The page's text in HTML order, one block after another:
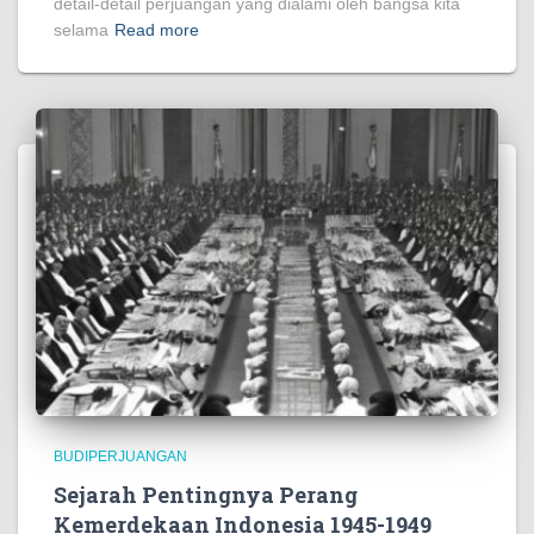
https://presionamos.somosamigosdelatierra.org/
https://reference.halotekno.id/
https://foundation.ekomikocandles.com/
https://costumers.kriarvikoncepts.com/
https://kesatuan.pafikecciagel.org/
https://kesatuan.pafikecciagel.org/
https://crown.wolschwatches.com/
https://units.foodinhardtimes.org/
https://stock.pictureswithoutink.org/
https://surface.pafitr.org/
selama Read more
BUDIPERJUANGAN
Sejarah Pentingnya Perang
Kemerdekaan Indonesia 1945-1949